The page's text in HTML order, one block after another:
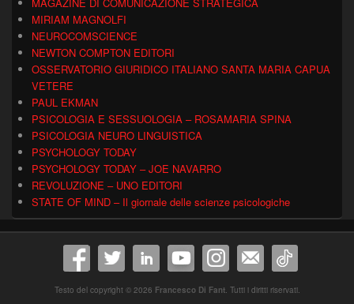
MIRIAM MAGNOLFI
NEUROCOMSCIENCE
NEWTON COMPTON EDITORI
OSSERVATORIO GIURIDICO ITALIANO SANTA MARIA CAPUA
VETERE
PAUL EKMAN
PSICOLOGIA E SESSUOLOGIA – ROSAMARIA SPINA
PSICOLOGIA NEURO LINGUISTICA
PSYCHOLOGY TODAY
PSYCHOLOGY TODAY – JOE NAVARRO
REVOLUZIONE – UNO EDITORI
STATE OF MIND – Il giornale delle scienze psicologiche
Testo del copyright © 2026 Francesco Di Fant. Tutti i diritti riservati.